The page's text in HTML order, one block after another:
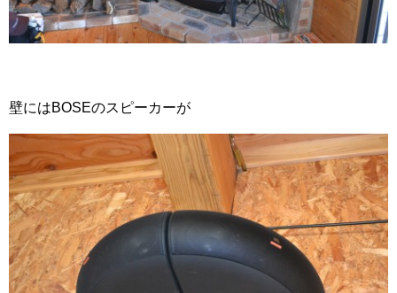
壁にはBOSEのスピーカーが